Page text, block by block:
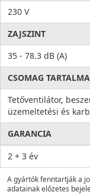
230 V
ZAJSZINT
35 - 78.3 dB (A)
CSOMAG TARTALMA
Tetőventilátor,
üzemeltetési és
GARANCIA
2 + 3 év
A gyártók fenntartják a
adatainak előzetes